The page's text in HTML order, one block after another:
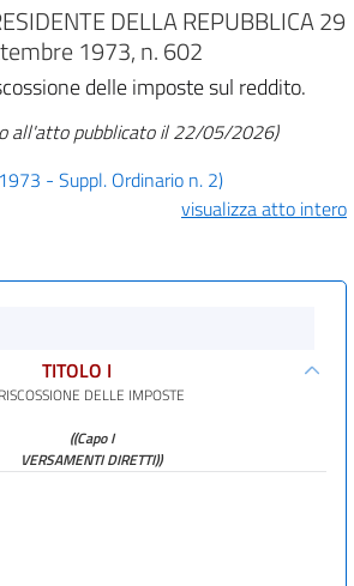
DELLA REPUBBLICA 29
1973, n. 602
delle imposte sul reddito.
all'atto pubblicato il 22/05/2026)
- Suppl. Ordinario n. 2)
visualizza atto intero
TITOLO I
RISCOSSIONE DELLE IMPOSTE
((Capo I
VERSAMENTI DIRETTI))